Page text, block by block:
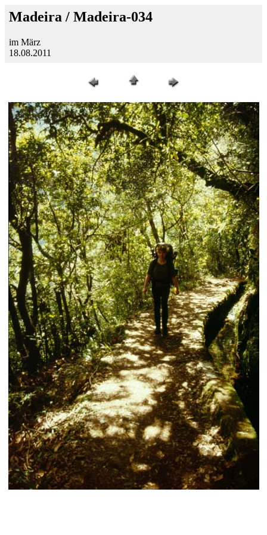
Madeira / Madeira-034
im März
18.08.2011